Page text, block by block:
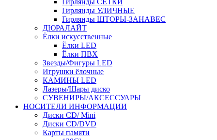
Гирлянды СЕТКИ
Гирлянды УЛИЧНЫЕ
Гирлянды ШТОРЫ-ЗАНАВЕС
ДЮРАЛАЙТ
Ёлки искусственные
Ёлки LED
Ёлки ПВХ
Звезды/Фигуры LED
Игрушки ёлочные
КАМИНЫ LED
Лазеры/Шары диско
СУВЕНИРЫ/АКСЕССУАРЫ
НОСИТЕЛИ ИНФОРМАЦИИ
Диски CD/ Mini
Диски CD/DVD
Карты памяти